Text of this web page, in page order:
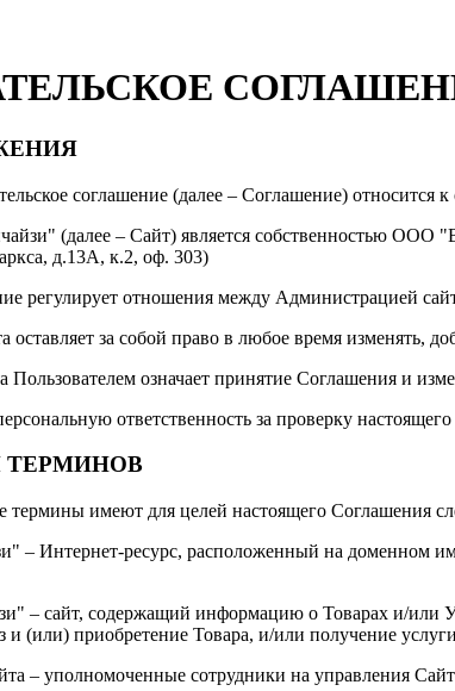
соглашение (далее – Соглашение)
(далее – Сайт) является собственностью
д.13А, к.2, оф. 303)
регулирует отношения между Администрацией
оставляет за собой право в любое время изменять,
Пользователем означает принятие Соглашения и
ответственность за проверку
ТЕРМИНОВ
термины имеют для целей настоящего Соглашения
– Интернет-ресурс, расположенный на доменном
– сайт, содержащий информацию о Товарах и/или
и (или) приобретение Товара, и/или получение
– уполномоченные сотрудники на